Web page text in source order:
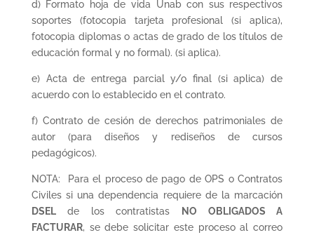
d) Formato hoja de vida Unab con sus respectivos
soportes (fotocopia tarjeta profesional (si aplica),
fotocopia diplomas o actas de grado de los títulos de
educación formal y no formal). (si aplica).
e) Acta de entrega parcial y/o final (si aplica) de
acuerdo con lo establecido en el contrato.
f) Contrato de cesión de derechos patrimoniales de
autor (para diseños y rediseños de cursos
pedagógicos).
NOTA: Para el proceso de pago de OPS o Contratos
Civiles si una dependencia requiere de la marcación
DSELde los contratistas
NO OBLIGADOS A
FACTURAR, se debe solicitar este proceso al correo